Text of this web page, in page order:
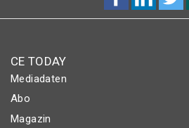
CE TODAY
Mediadaten
Abo
Magazin